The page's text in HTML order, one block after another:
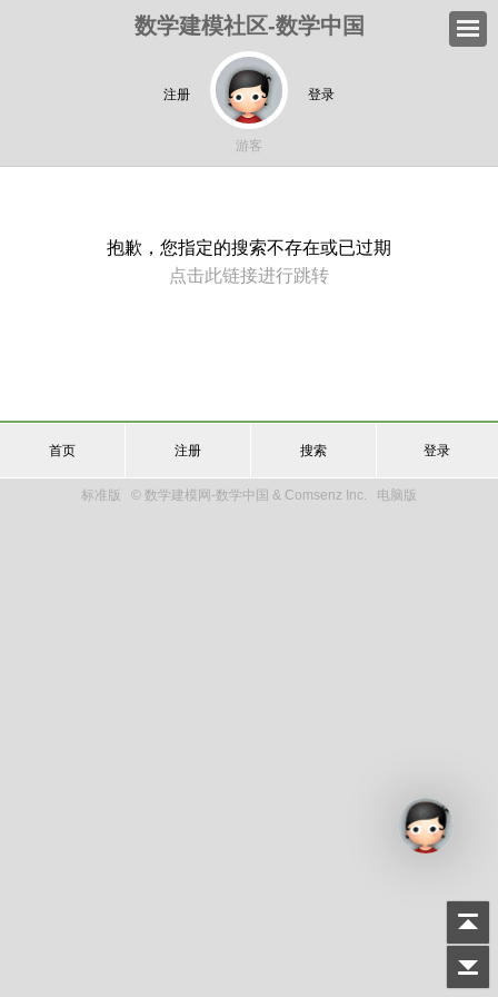
数学建模社区-数学中国
注册 登录
游客
抱歉，您指定的搜索不存在或已过期
点击此链接进行跳转
首页 注册 搜索 登录
标准版 © 数学建模网-数学中国 & Comsenz Inc. 电脑版